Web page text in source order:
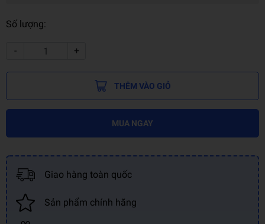
Số lượng:
- +
THÊM VÀO GIỎ
MUA NGAY
Giao hàng toàn quốc
Sản phẩm chính hãng